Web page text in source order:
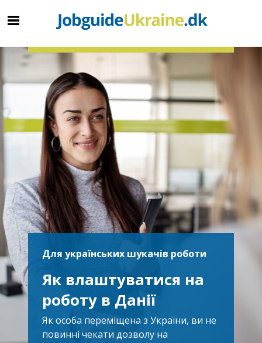
Для українських шукачів роботи
Як влаштуватися на
роботу в Данії
Як особа переміщена з України, ви не
повинні чекати дозволу на